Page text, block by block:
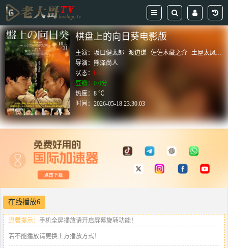
棋盘上的向日葵电影版
主演：坂口健太郎 渡边谦 佐佐木藏之介 土屋太凤
高
导演：熊泽尚人
状态：HD
豆瓣：0.0分
热度：8 ℃
时间：2026-05-18 23:30:03
在线播放6
温馨提示： 手机全屏播放请开启屏幕旋转功能！
若不能播放请更换上方播放方式！